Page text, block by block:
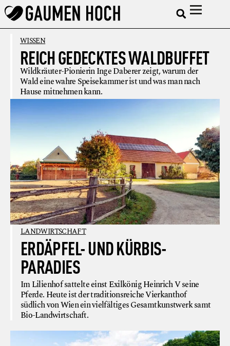
WISSEN
REICH GEDECKTES WALDBUFFET
Wildkräuter-Pionierin Inge Daberer zeigt, warum der
Wald eine wahre Speisekammer ist und was man nach
Hause mitnehmen kann.
LANDWIRTSCHAFT
ERDÄPFEL- UND KÜRBIS-
PARADIES
Im Lilienhof sattelte einst Exilkönig Heinrich V seine
Pferde. Heute ist der traditionsreiche Vierkanthof
südlich von Wien ein vielfältiges Gesamtkunstwerk samt
Bio-Landwirtschaft.